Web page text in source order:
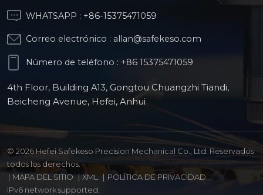
WHATSAPP : +86-15375471059
Correo electrónico : allan@safekeso.com
Número de teléfono : +86 15375471059
4th Floor, Building A13, Gongtou Chuangzhi Tiandi,
Beicheng Avenue, Hefei, Anhui
© 2026 Hefei Safekeso Precision Mechanical Co., Ltd. Reservados
todos los derechos.
| MAPA DEL SITIO | XML | POLÍTICA DE PRIVACIDAD
IPv6 network supported.